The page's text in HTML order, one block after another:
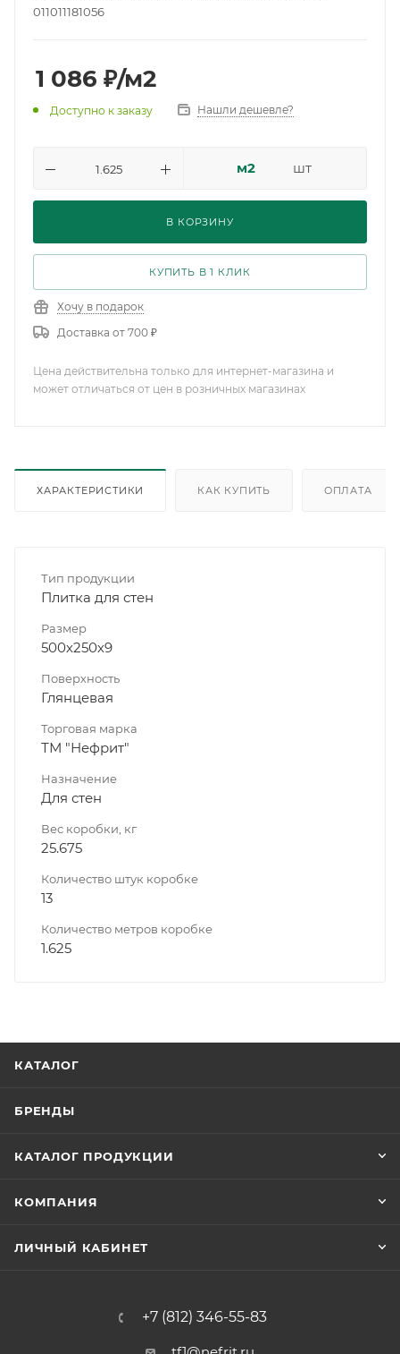
011011181056
1 086 ₽/м2
Доступно к заказу Нашли дешевле?
м2 шт
В КОРЗИНУ
КУПИТЬ В 1 КЛИК
Хочу в подарок
Доставка от 700 ₽
Цена действительна только для интернет-магазина и
может отличаться от цен в розничных магазинах
ХАРАКТЕРИСТИКИ КАК КУПИТЬ ОПЛАТА
Тип продукции
Плитка для стен
Размер
500х250х9
Поверхность
Глянцевая
Торговая марка
ТМ "Нефрит"
Назначение
Для стен
Вес коробки, кг
25.675
Количество штук коробке
13
Количество метров коробке
1.625
КАТАЛОГ
БРЕНДЫ
КАТАЛОГ ПРОДУКЦИИ
КОМПАНИЯ
ЛИЧНЫЙ КАБИНЕТ
+7 (812) 346-55-83